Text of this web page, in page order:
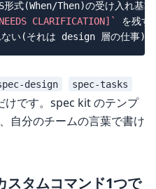
CLARIFICATION]`
design spec-tasks
けです。spec kit のテンプ
自分のチームの言葉で書け
スタムコマンド1つで